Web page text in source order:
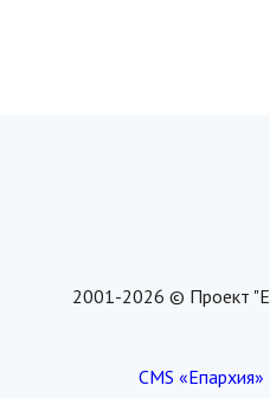
2001-2026 © Проект
CMS «Епархия»